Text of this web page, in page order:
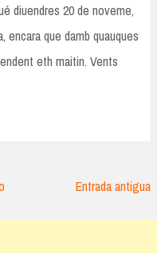
diuendres 20 de noveme,
encara que damb quauques
eth maitin. Vents
Entrada antigua